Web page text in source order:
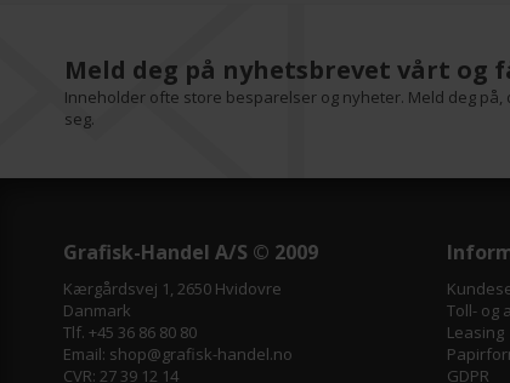
Meld deg på nyhetsbrevet vårt og
Inneholder ofte store besparelser og nyheter. Meld deg
seg.
Grafisk-Handel A/S © 2009
Kærgårdsvej 1, 2650 Hvidovre
Danmark
Tlf. +45 36 86 80 80
Email: shop@grafisk-handel.no
CVR: 27 39 12 14
Toll- og
Leasing
GDPR